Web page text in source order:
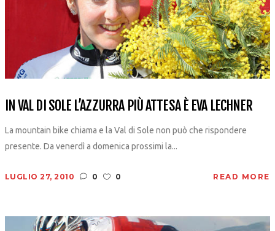
IN VAL DI SOLE L’AZZURRA PIÙ ATTESA È EVA LECHNER
La mountain bike chiama e la Val di Sole non può che rispondere
presente. Da venerdì a domenica prossimi la...
LUGLIO 27, 2010 0 0 READ MORE